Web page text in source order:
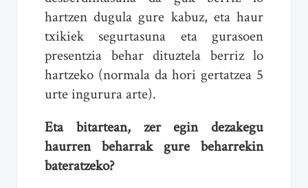
hartzen dugula gure kabuz, eta haur
txikiek segurtasuna eta gurasoen
presentzia behar dituztela berriz lo
hartzeko (normala da hori gertatzea 5
urte ingurura arte).
Eta bitartean, zer egin dezakegu
haurren beharrak gure beharrekin
bateratzeko?